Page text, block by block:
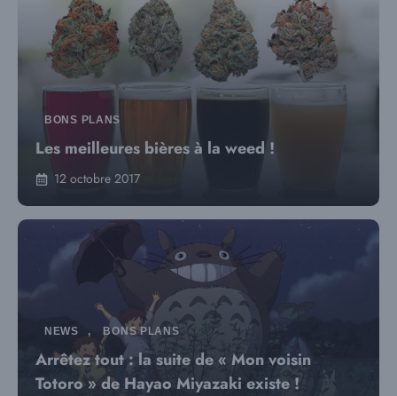
BONS PLANS
Les meilleures bières à la weed !
12 octobre 2017
NEWS , BONS PLANS
Arrêtez tout : la suite de « Mon voisin
Totoro » de Hayao Miyazaki existe !